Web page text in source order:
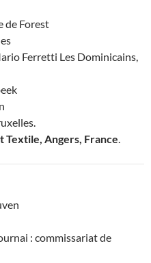
de Forest
Ferretti Les Dominicains,
Textile, Angers, France.
: commissariat de